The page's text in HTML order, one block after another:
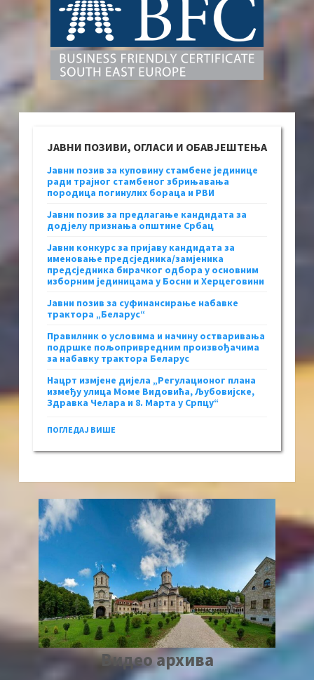
ЈАВНИ ПОЗИВИ, ОГЛАСИ И ОБАВЈЕШТЕЊА
Јавни позив за куповину стамбене јединице
ради трајног стамбеног збрињавања
породица погинулих бораца и РВИ
Јавни позив за предлагање кандидата за
додјелу признања општине Србац
Јавни конкурс за пријаву кандидата за
именовање предсједника/замјеника
предсједника бирачког одбора у основним
изборним јединицама у Босни и Херцеговини
Јавни позив за суфинансирање набавке
трактора „Беларус“
Правилник о условима и начину остваривања
подршке пољопривредним произвођачима
за набавку трактора Беларус
Нацрт измјене дијела „Регулационог плана
између улица Моме Видовића, Љубовијске,
Здравка Челара и 8. Марта у Српцу“
ПОГЛЕДАЈ ВИШЕ
Видео архива